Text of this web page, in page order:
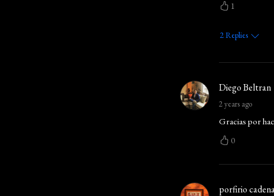
1
2Replies
Diego Beltran
2 years ago
Gracias por
0
porfirio